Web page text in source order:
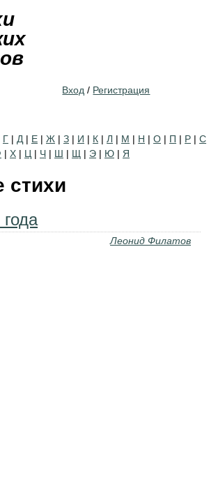
Вход / Регистрация
Г | Д | Е | Ж | З | И | К | Л | М | Н | О | П | Р | С
| Х | Ц | Ч | Ш | Щ | Э | Ю | Я
стихи
Леонид Филатов